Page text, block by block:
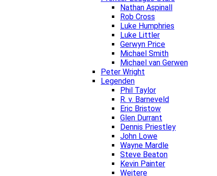
Nathan Aspinall
Rob Cross
Luke Humphries
Luke Littler
Gerwyn Price
Michael Smith
Michael van Gerwen
Peter Wright
Legenden
Phil Taylor
R. v. Barneveld
Eric Bristow
Glen Durrant
Dennis Priestley
John Lowe
Wayne Mardle
Steve Beaton
Kevin Painter
Weitere